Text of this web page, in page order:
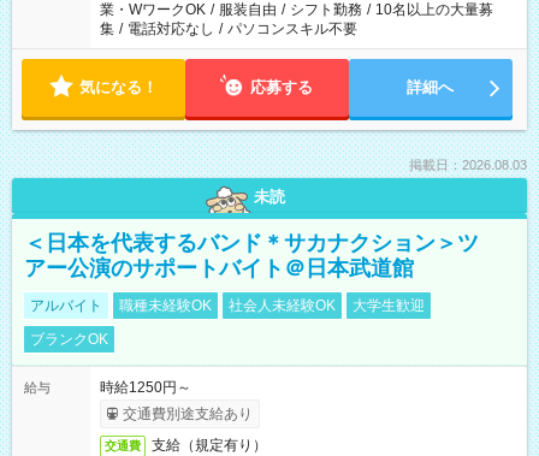
業・WワークOK / 服装自由 / シフト勤務 / 10名以上の大量募
集 / 電話対応なし / パソコンスキル不要
気になる！ 応募する 詳細へ
掲載日：2026.08.03
未読
＜日本を代表するバンド＊サカナクション＞ツ
アー公演のサポートバイト＠日本武道館
アルバイト 職種未経験OK 社会人未経験OK
大学生歓迎
ブランクOK
給与
時給1250円～
交通費別途支給あり
交通費 支給（規定有り）